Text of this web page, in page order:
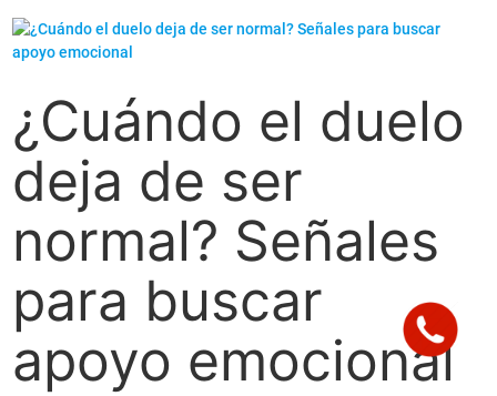
¿Cuándo el duelo
deja de ser
normal? Señales
para buscar
apoyo emocional